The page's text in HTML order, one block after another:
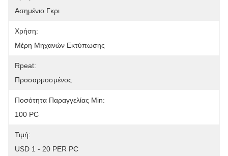
Ασημένιο Γκρι
Χρήση:
Μέρη Μηχανών Εκτύπωσης
Rpeat:
Προσαρμοσμένος
Ποσότητα Παραγγελίας Min:
100 PC
Τιμή:
USD 1 - 20 PER PC